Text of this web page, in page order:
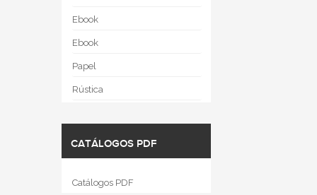
Ebook
Ebook
Papel
Rústica
CATÁLOGOS PDF
Catálogos PDF